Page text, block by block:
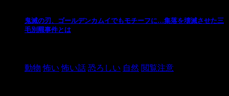
鬼滅の刃、ゴールデンカムイでもモチーフに…集落を壊滅させた三
毛別羆事件とは
動物 怖い 怖い話 恐ろしい 自然 閲覧注意